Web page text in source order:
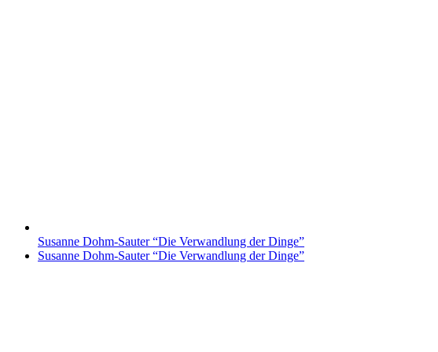
Susanne Dohm-Sauter “Die Verwandlung der Dinge”
Nächster
Susanne Dohm-Sauter “Die Verwandlung der Dinge”